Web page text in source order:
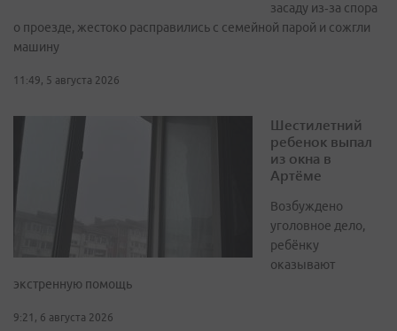
засаду из‑за спора
о проезде, жестоко расправились с семейной парой и сожгли
машину
11:49, 5 августа 2026
Шестилетний
ребенок выпал
из окна в
Артёме
Возбуждено
уголовное дело,
ребёнку
оказывают
экстренную помощь
9:21, 6 августа 2026